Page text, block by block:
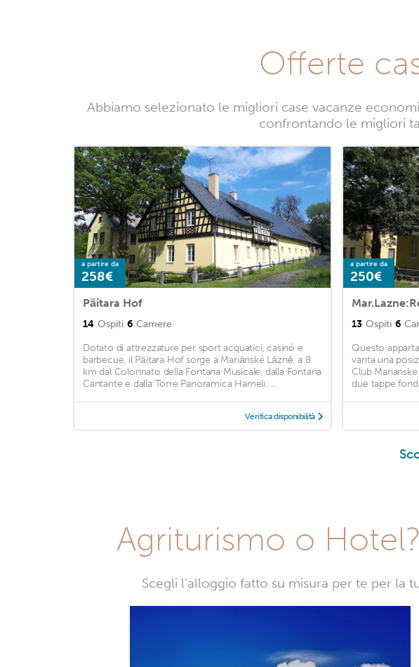
Offerte
Abbiamo selezionato le migliori case vacanze
confrontando le migliori
a partire da
258€
Päitara Hof
14 Ospiti 6 Camere
Dotato di attrezzature per sport acquatici, casinò e
barbecue, il Päitara Hof sorge a Mariánské Lázně, a 8
km dal Colonnato della Fontana Musicale, dalla Fontana
Cantante e dalla Torre Panoramica Hameli. ...
Verifica disponibilità
a partire da
250€
13 Ospiti 6
Questo
vanta una
Club
due tappe
Agriturismo o
Scegli l’alloggio fatto su misura per te per la